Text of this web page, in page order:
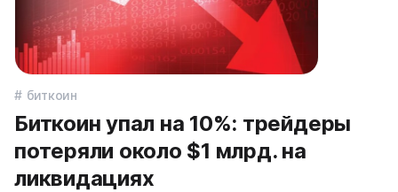
биткоин
Биткоин упал на 10%: трейдеры
потеряли около $1 млрд. на
ликвидациях